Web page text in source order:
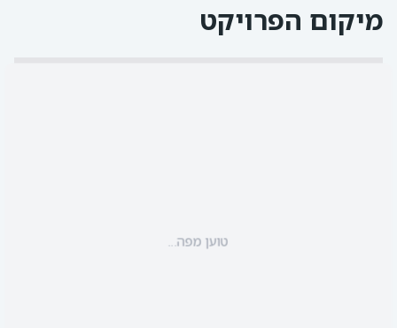
מיקום הפרויקט
טוען מפה...